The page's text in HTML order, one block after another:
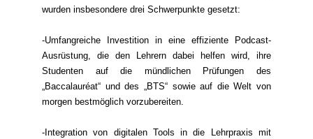
wurden insbesondere drei Schwerpunkte gesetzt:
-Umfangreiche Investition in eine effiziente Podcast-
Ausrüstung, die den Lehrern dabei helfen wird, ihre
Studenten auf die mündlichen Prüfungen des
„Baccalauréat“ und des „BTS“ sowie auf die Welt von
morgen bestmöglich vorzubereiten.
-Integration von digitalen Tools in die Lehrpraxis mit